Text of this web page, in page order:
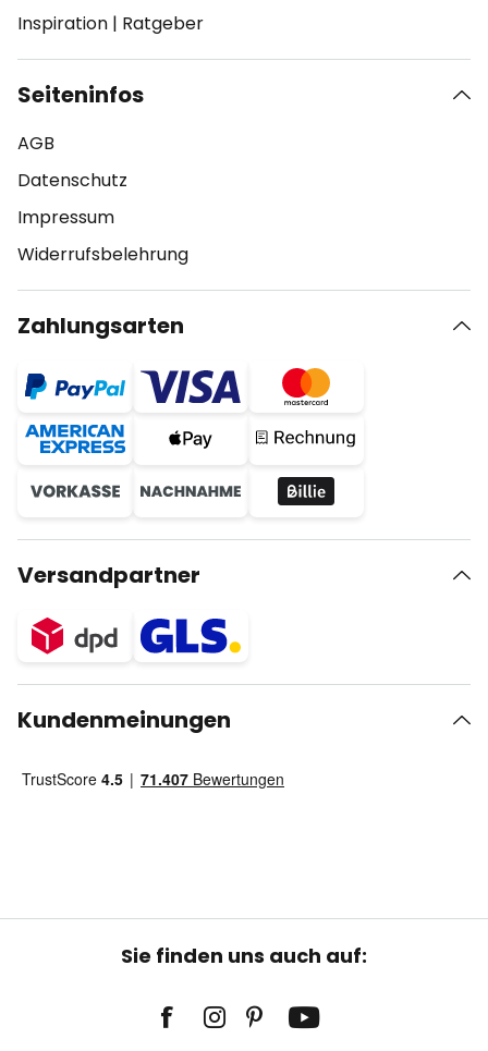
Inspiration | Ratgeber
Seiteninfos
AGB
Datenschutz
Impressum
Widerrufsbelehrung
Zahlungsarten
Versandpartner
Kundenmeinungen
Sie finden uns auch auf: